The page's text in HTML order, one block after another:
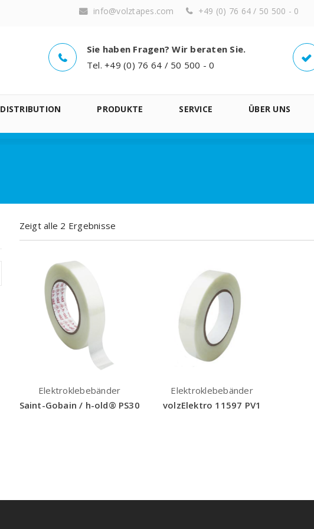
info@volztapes.com +49 (0) 76 64 / 50 500 - 0
Sie haben Fragen? Wir beraten Sie.
Tel. +49 (0) 76 64 / 50 500 - 0
DISTRIBUTION PRODUKTE SERVICE ÜBER UNS
Zeigt alle 2 Ergebnisse
Elektroklebebänder
Saint-Gobain / h-old® PS30
Elektroklebebänder
volzElektro 11597 PV1